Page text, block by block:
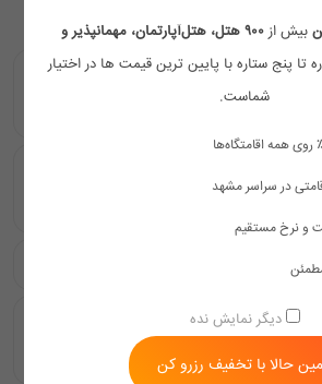
هتل پریا مشهد در مشهد، خیابان طبرسی، نوغان ۸ واقع شده
هتل دو ستاره تازه‌ساز و مدرن است.
این هتل دارای ۵۰ اتاق و سوئیت مجهز برای اقامت مهمانان
بیش از
۹۰۰ هتل، هتل‌آپارتمان، مهمانپذیر و
تا پنج ستاره با پایین ترین قیمت ها در اختیار
شماست.
و نرخ مستقیم
دیگر نمایش نده
حالا با تخفیف رزرو کن